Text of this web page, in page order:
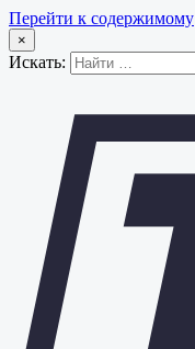
Перейти к содержимому
×
Искать: